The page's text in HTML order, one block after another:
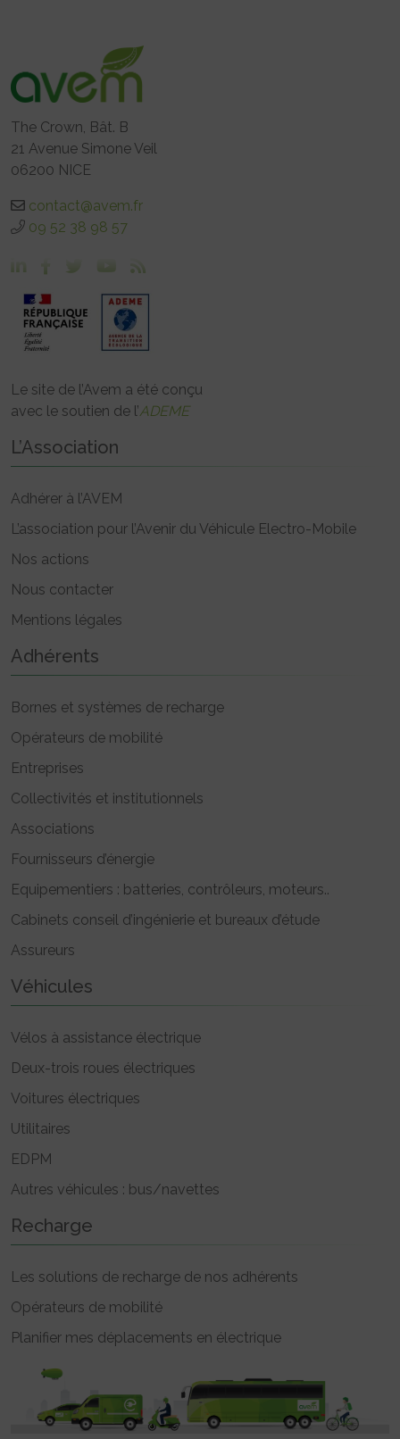
The Crown, Bât. B
21 Avenue Simone Veil
06200 NICE
contact@avem.fr
09 52 38 98 57
Le site de l’Avem a été conçu
avec le soutien de l’ADEME
L’Association
Adhérer à l’AVEM
L’association pour l’Avenir du Véhicule Electro-Mobile
Nos actions
Nous contacter
Mentions légales
Adhérents
Bornes et systèmes de recharge
Opérateurs de mobilité
Entreprises
Collectivités et institutionnels
Associations
Fournisseurs d’énergie
Equipementiers : batteries, contrôleurs, moteurs..
Cabinets conseil d’ingénierie et bureaux d’étude
Assureurs
Véhicules
Vélos à assistance électrique
Deux-trois roues électriques
Voitures électriques
Utilitaires
EDPM
Autres véhicules : bus/navettes
Recharge
Les solutions de recharge de nos adhérents
Opérateurs de mobilité
Planifier mes déplacements en électrique